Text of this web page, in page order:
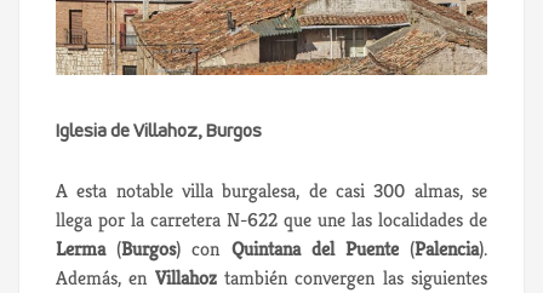
Iglesia de Villahoz, Burgos
A esta notable villa burgalesa, de casi 300 almas, se
llega por la carretera N-622 que une las localidades de
Lerma(Burgos) con Quintana del Puente(Palencia).
Además, en Villahoztambién convergen las siguientes